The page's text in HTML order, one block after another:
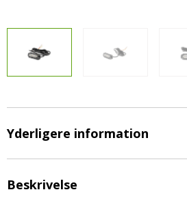
Yderligere information
Beskrivelse